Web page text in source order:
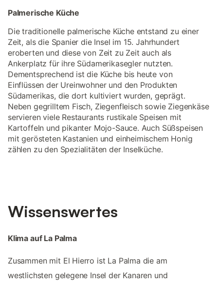
Palmerische Küche
Die traditionelle palmerische Küche entstand zu einer
Zeit, als die Spanier die Insel im 15. Jahrhundert
eroberten und diese von Zeit zu Zeit auch als
Ankerplatz für ihre Südamerikasegler nutzten.
Dementsprechend ist die Küche bis heute von
Einflüssen der Ureinwohner und den Produkten
Südamerikas, die dort kultiviert wurden, geprägt.
Neben gegrilltem Fisch, Ziegenfleisch sowie Ziegenkäse
servieren viele Restaurants rustikale Speisen mit
Kartoffeln und pikanter Mojo-Sauce. Auch Süßspeisen
mit gerösteten Kastanien und einheimischem Honig
zählen zu den Spezialitäten der Inselküche.
Wissenswertes
Klima auf La Palma
Zusammen mit El Hierro ist La Palma die am
westlichsten gelegene Insel der Kanaren und